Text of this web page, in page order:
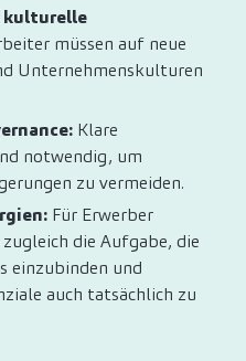
kulturelle
müssen auf neue
Unternehmenskulturen
Klare
notwendig, um
zu vermeiden.
Für Erwerber
die Aufgabe, die
einzubinden und
auch tatsächlich zu